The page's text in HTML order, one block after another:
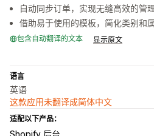
自动同步订单，实现无缝高效的管
借助易于使用的模板，简化类别和
包含自动翻译的文本 显示原文
语言
英语
这款应用未翻译成简体中文
适配以下产品：